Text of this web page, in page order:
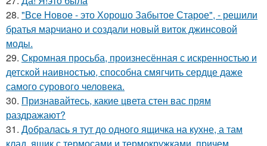
28. "Все Новое - это Хорошо Забытое Старое", - решили
братья марчиано и создали новый виток джинсовой
моды.
29. Скромная просьба, произнесённая с искренностью и
детской наивностью, способна смягчить сердце даже
самого сурового человека.
30. Признавайтесь, какие цвета стен вас прям
раздражают?
31. Добралась я тут до одного ящичка на кухне, а там